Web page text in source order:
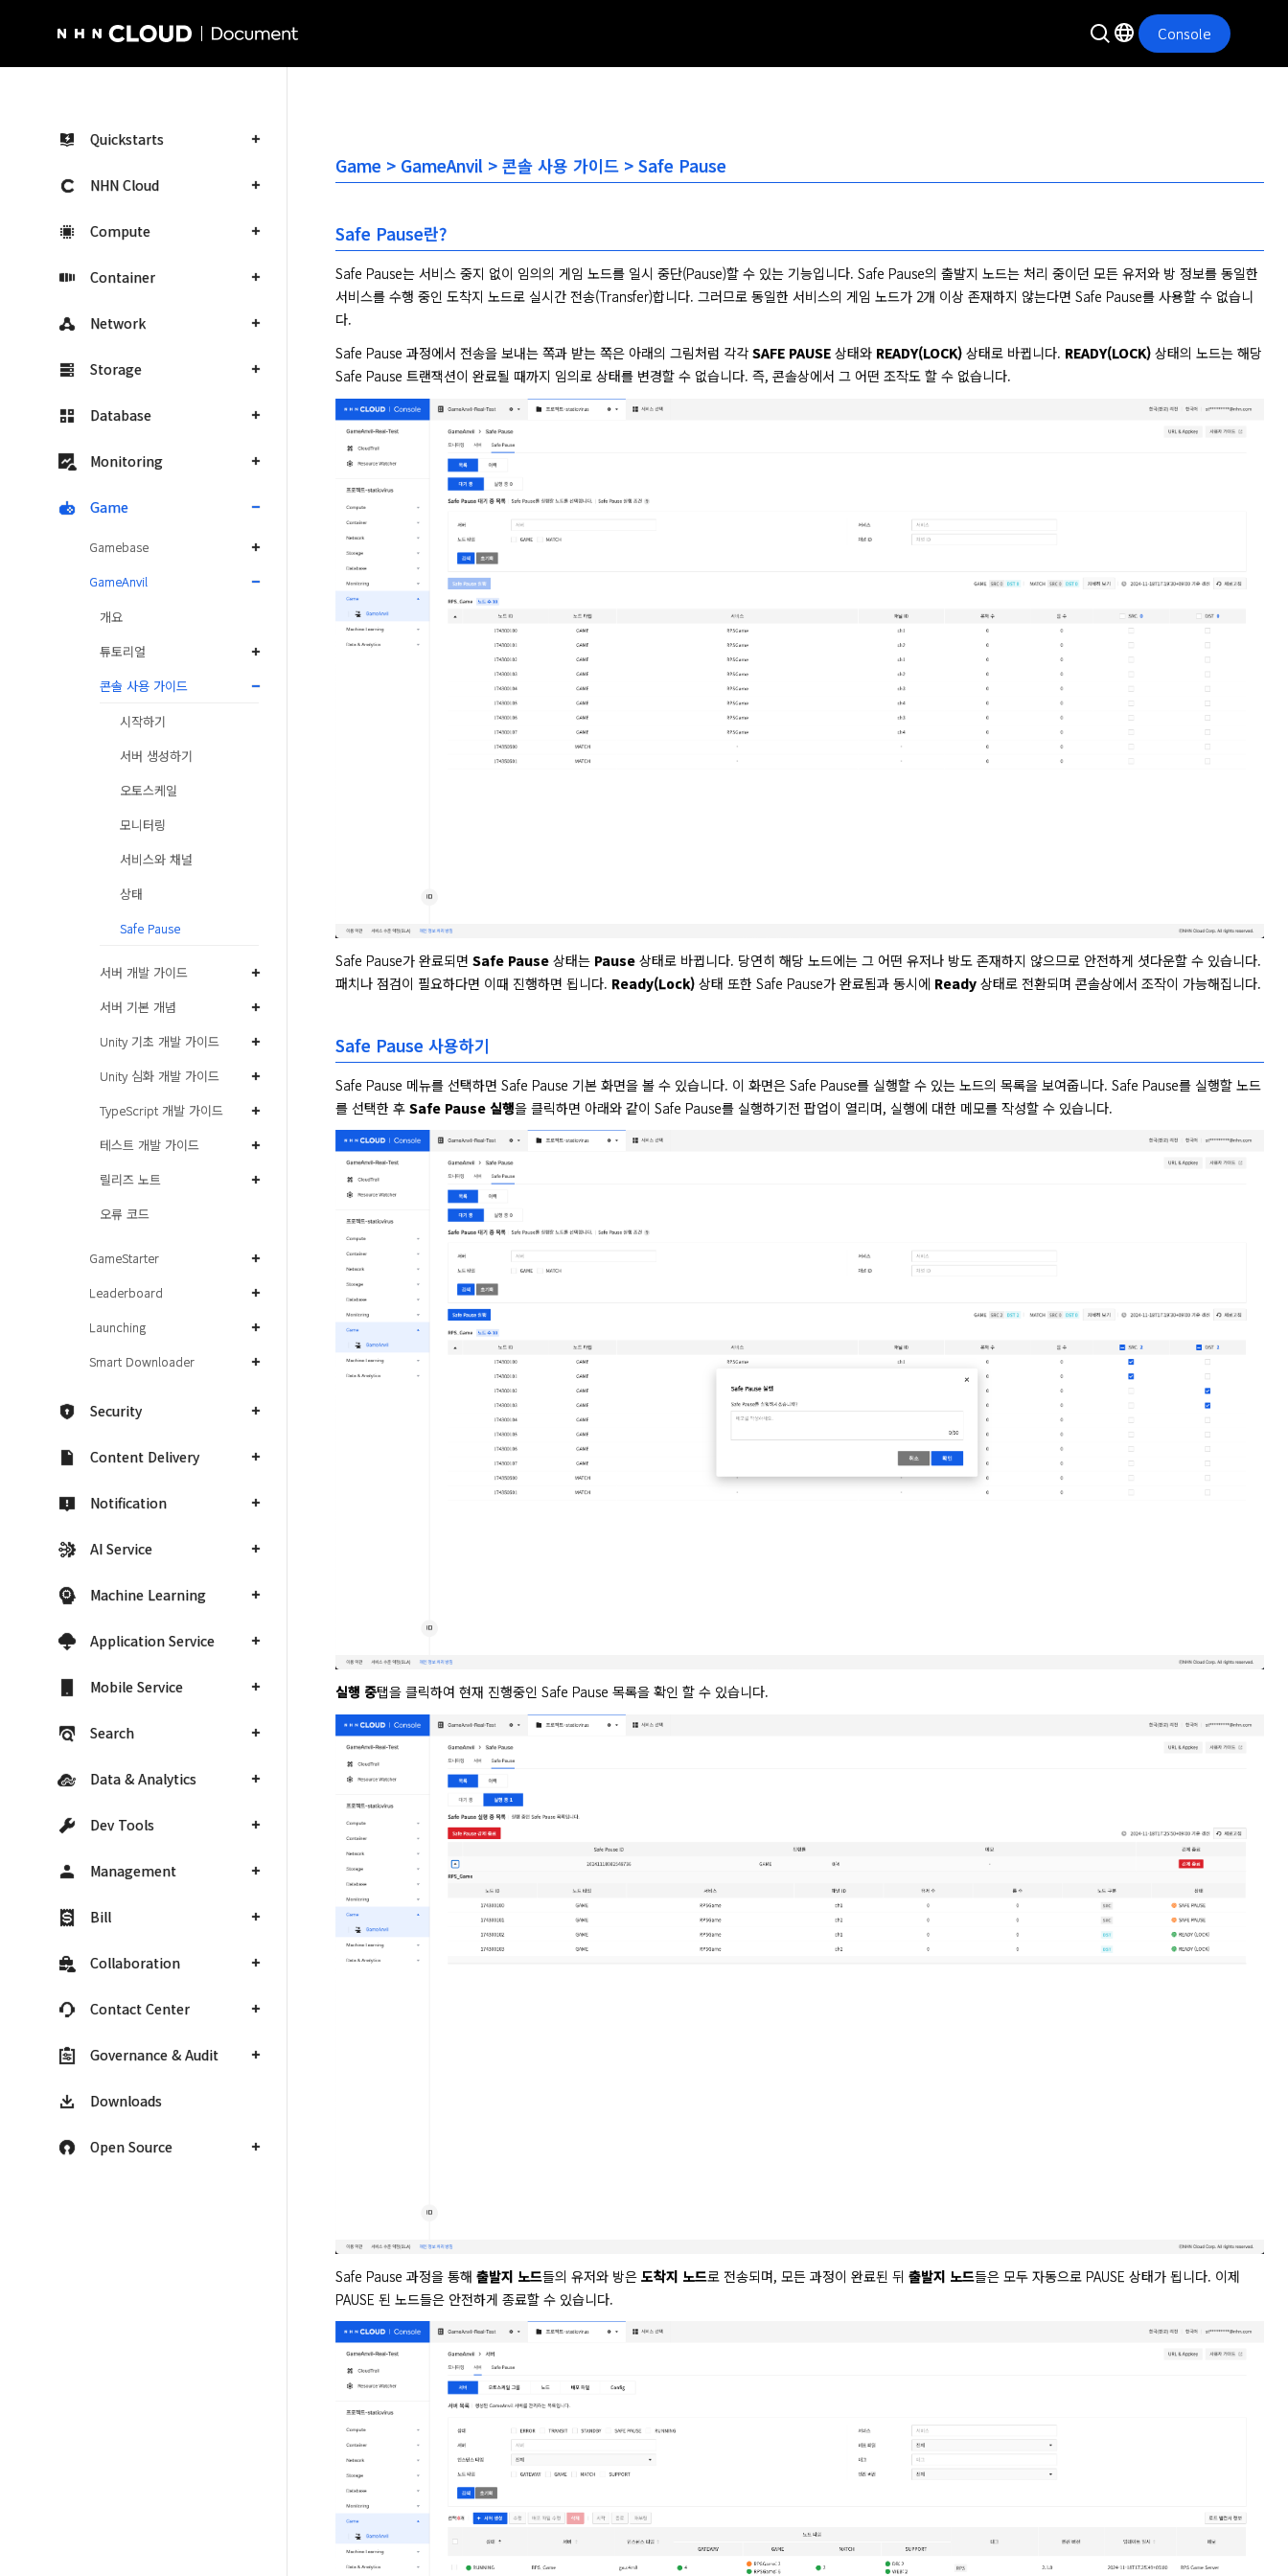
Console
Quickstarts
NHN Cloud
Compute
Container
Network
Storage
Database
Monitoring
Game
Gamebase
GameAnvil
개요
튜토리얼
콘솔 사용 가이드
시작하기
서버 생성하기
오토스케일
모니터링
서비스와 채널
상태
Safe Pause
서버 개발 가이드
서버 기본 개념
Unity 기초 개발 가이드
Unity 심화 개발 가이드
TypeScript 개발 가이드
테스트 개발 가이드
릴리즈 노트
오류 코드
GameStarter
Leaderboard
Launching
Smart Downloader
Security
Content Delivery
Notification
AI Service
Machine Learning
Application Service
Mobile Service
Search
Data & Analytics
Dev Tools
Management
Bill
Collaboration
Contact Center
Governance & Audit
Downloads
Open Source
Game > GameAnvil > 콘솔 사용 가이드 > Safe Pause
Safe Pause란?
Safe Pause는 서비스 중지 없이 임의의 게임 노드를 일시 중단(Pause)할 수 있는 기능입니다. Safe Pause의 출발지 노드는 처리 중이던 모든 유저와 방 정보를 동일한
서비스를 수행 중인 도착지 노드로 실시간 전송(Transfer)합니다. 그러므로 동일한 서비스의 게임 노드가 2개 이상 존재하지 않는다면 Safe Pause를 사용할 수 없습니
다.
Safe Pause 과정에서 전송을 보내는 쪽과 받는 쪽은 아래의 그림처럼 각각 SAFE PAUSE 상태와 READY(LOCK) 상태로 바뀝니다. READY(LOCK) 상태의 노드는 해당
Safe Pause 트랜잭션이 완료될 때까지 임의로 상태를 변경할 수 없습니다. 즉, 콘솔상에서 그 어떤 조작도 할 수 없습니다.
Safe Pause가 완료되면 Safe Pause 상태는 Pause 상태로 바뀝니다. 당연히 해당 노드에는 그 어떤 유저나 방도 존재하지 않으므로 안전하게 셧다운할 수 있습니다.
패치나 점검이 필요하다면 이때 진행하면 됩니다. Ready(Lock) 상태 또한 Safe Pause가 완료됨과 동시에 Ready 상태로 전환되며 콘솔상에서 조작이 가능해집니다.
Safe Pause 사용하기
Safe Pause 메뉴를 선택하면 Safe Pause 기본 화면을 볼 수 있습니다. 이 화면은 Safe Pause를 실행할 수 있는 노드의 목록을 보여줍니다. Safe Pause를 실행할 노드
를 선택한 후 Safe Pause 실행을 클릭하면 아래와 같이 Safe Pause를 실행하기전 팝업이 열리며, 실행에 대한 메모를 작성할 수 있습니다.
실행 중탭을 클릭하여 현재 진행중인 Safe Pause 목록을 확인 할 수 있습니다.
Safe Pause 과정을 통해 출발지 노드들의 유저와 방은 도착지 노드로 전송되며, 모든 과정이 완료된 뒤 출발지 노드들은 모두 자동으로 PAUSE 상태가 됩니다. 이제
PAUSE 된 노드들은 안전하게 종료할 수 있습니다.